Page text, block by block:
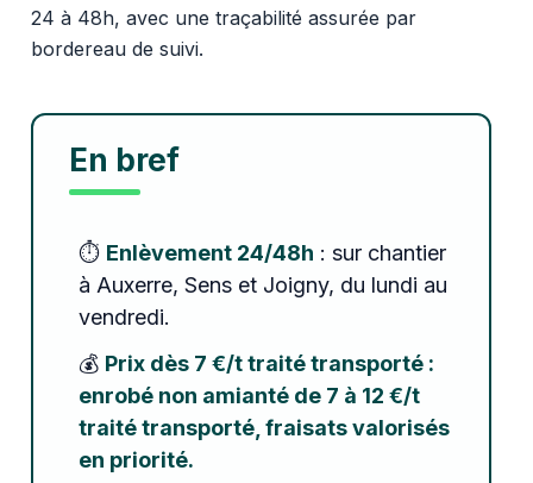
24 à 48h, avec une traçabilité assurée par
bordereau de suivi.
En bref
⏱️ Enlèvement 24/48h : sur chantier
à Auxerre, Sens et Joigny, du lundi au
vendredi.
💰 Prix dès 7 €/t traité transporté :
enrobé non amianté de 7 à 12 €/t
traité transporté, fraisats valorisés
en priorité.